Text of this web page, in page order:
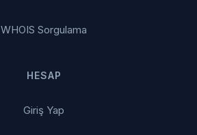
WHOIS Sorgulama
HESAP
Giriş Yap